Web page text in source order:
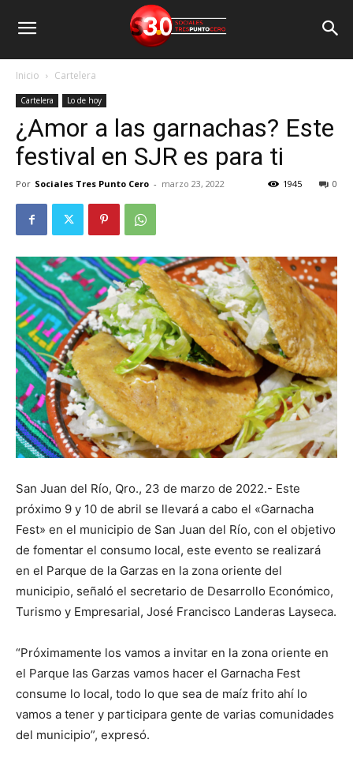
Inicio Cartelera
Cartelera Lo de hoy
¿Amor a las garnachas? Este
festival en SJR es para ti
Por Sociales Tres Punto Cero - marzo 23, 2022 0
1945
San Juan del Río, Qro., 23 de marzo de 2022.- Este
próximo 9 y 10 de abril se llevará a cabo el «Garnacha
Fest» en el municipio de San Juan del Río, con el objetivo
de fomentar el consumo local, este evento se realizará
en el Parque de la Garzas en la zona oriente del
municipio, señaló el secretario de Desarrollo Económico,
Turismo y Empresarial, José Francisco Landeras Layseca.
“Próximamente los vamos a invitar en la zona oriente en
el Parque las Garzas vamos hacer el Garnacha Fest
consume lo local, todo lo que sea de maíz frito ahí lo
vamos a tener y participara gente de varias comunidades
del municipio”, expresó.